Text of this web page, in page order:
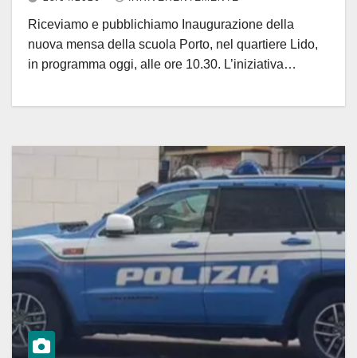
Riceviamo e pubblichiamo Inaugurazione della
nuova mensa della scuola Porto, nel quartiere Lido,
in programma oggi, alle ore 10.30. L’iniziativa…